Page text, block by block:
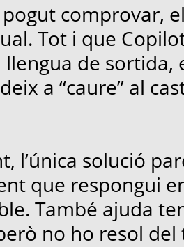
comprovar,
Tot i que
llengua de
a “caure” al
l’única solució
que respongui
També ajuda
no ho resol del